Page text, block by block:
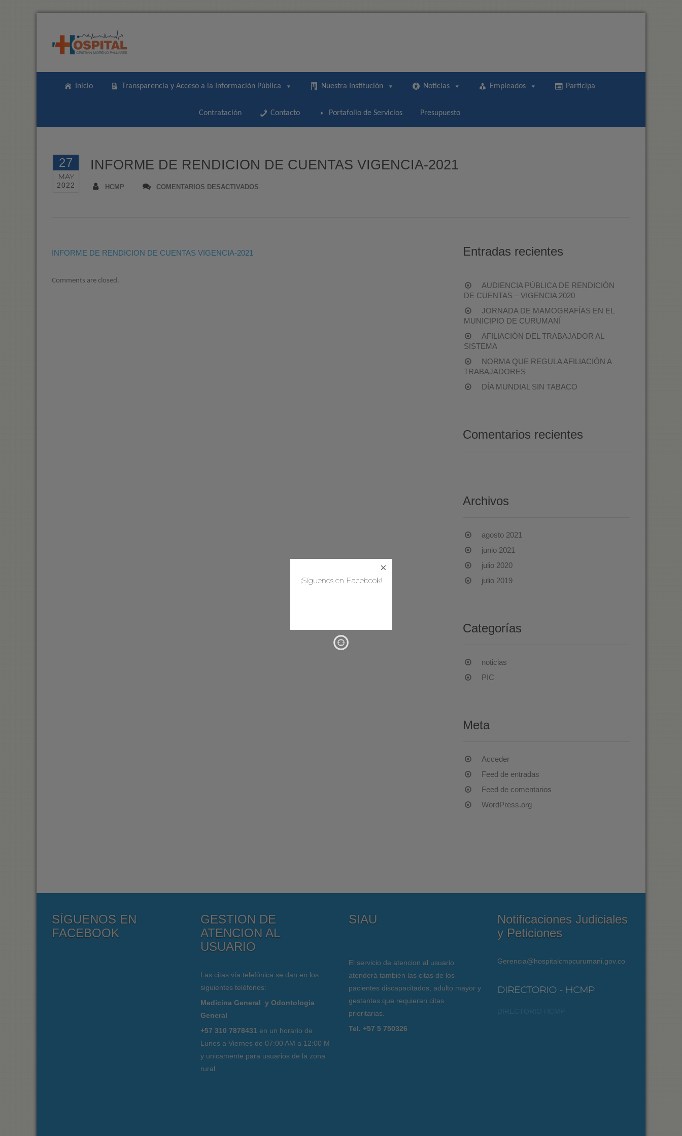
Inicio Transparencia y Acceso a la Información Pública Nuestra Institución Noticias Empleados Participa
Contratación Contacto Portafolio de Servicios Presupuesto
27
MAY
2022
INFORME DE RENDICION DE CUENTAS VIGENCIA-2021
HCMP COMENTARIOS DESACTIVADOS
INFORME DE RENDICION DE CUENTAS VIGENCIA-2021
Comments are closed.
Entradas recientes
AUDIENCIA PÚBLICA DE RENDICIÓN
DE CUENTAS – VIGENCIA 2020
JORNADA DE MAMOGRAFÍAS EN EL
MUNICIPIO DE CURUMANÍ
AFILIACIÓN DEL TRABAJADOR AL
SISTEMA
NORMA QUE REGULA AFILIACIÓN A
TRABAJADORES
DÍA MUNDIAL SIN TABACO
Comentarios recientes
Archivos
agosto 2021
junio 2021
julio 2020
julio 2019
Categorías
noticias
PIC
Meta
Acceder
Feed de entradas
Feed de comentarios
WordPress.org
SÍGUENOS EN
FACEBOOK
GESTION DE
ATENCION AL
USUARIO
Las citas vía telefónica se dan en los
siguientes teléfonos:
Medicina General y Odontologia
General
+57 310 7878431en un horario de
Lunes a Viernes de 07:00 AM a 12:00 M
y unicamente para usuarios de la zona
rural.
SIAU
El servicio de atencion al usuario
atenderá también las citas de los
pacientes discapacitados, adulto mayor y
gestantes que requieran citas
prioritarias.
Tel. +57 5 750326
Notificaciones Judiciales
y Peticiones
Gerencia@hospitalcmpcurumani.gov.co
DIRECTORIO - HCMP
¡Síguenos en Facebook!